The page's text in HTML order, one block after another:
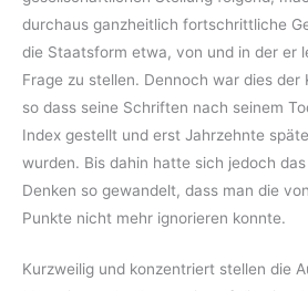
durchaus ganzheitlich fortschrittliche
die Staatsform etwa, von und in der er
Frage zu stellen. Dennoch war dies der
so dass seine Schriften nach seinem
Index gestellt und erst Jahrzehnte
wurden. Bis dahin hatte sich jedoch
Denken so gewandelt, dass man die
Punkte nicht mehr ignorieren konnte.
Kurzweilig und konzentriert stellen die